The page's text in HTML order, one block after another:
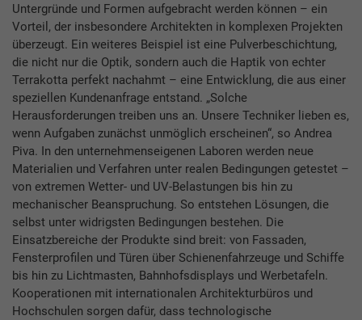
Untergründe und Formen aufgebracht werden können – ein
Vorteil, der insbesondere Architekten in komplexen Projekten
überzeugt. Ein weiteres Beispiel ist eine Pulverbeschichtung,
die nicht nur die Optik, sondern auch die Haptik von echter
Terrakotta perfekt nachahmt – eine Entwicklung, die aus einer
speziellen Kundenanfrage entstand. „Solche
Herausforderungen treiben uns an. Unsere Techniker lieben es,
wenn Aufgaben zunächst unmöglich erscheinen“, so Andrea
Piva. In den unternehmenseigenen Laboren werden neue
Materialien und Verfahren unter realen Bedingungen getestet –
von extremen Wetter- und UV-Belastungen bis hin zu
mechanischer Beanspruchung. So entstehen Lösungen, die
selbst unter widrigsten Bedingungen bestehen. Die
Einsatzbereiche der Produkte sind breit: von Fassaden,
Fensterprofilen und Türen über Schienenfahrzeuge und Schiffe
bis hin zu Lichtmasten, Bahnhofsdisplays und Werbetafeln.
Kooperationen mit internationalen Architekturbüros und
Hochschulen sorgen dafür, dass technologische